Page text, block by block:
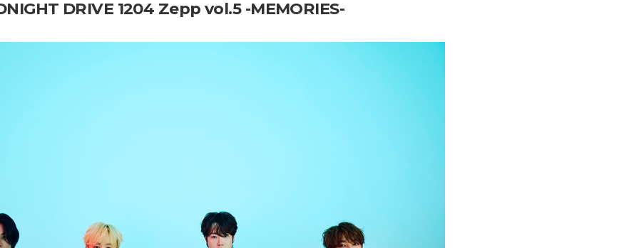
DRIVE 1204 Zepp vol.5 -MEMORIES-